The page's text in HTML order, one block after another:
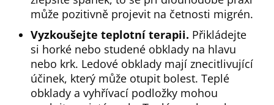
může pozitivně projevit na četnosti migrén.
Vyzkoušejte teplotní terapii. Přikládejte
si horké nebo studené obklady na hlavu
nebo krk. Ledové obklady mají znecitlivující
účinek, který může otupit bolest. Teplé
obklady a vyhřívací podložky mohou